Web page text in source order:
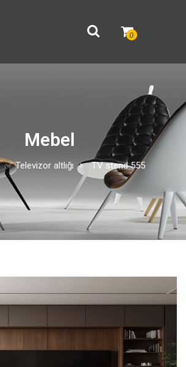
0
Mebel
✅ Televizor altlığı TV stend 555